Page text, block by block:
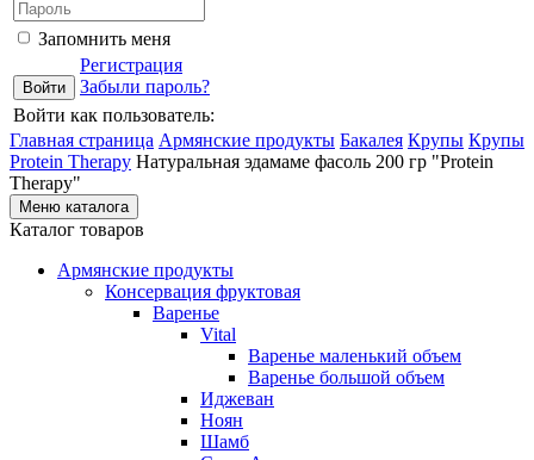
Запомнить меня
Регистрация
Забыли пароль?
Войти как пользователь:
Главная страница Армянские продукты Бакалея Крупы Крупы
Protein Therapy Натуральная эдамаме фасоль 200 гр "Protein
Therapy"
Меню каталога
Каталог товаров
Армянские продукты
Консервация фруктовая
Варенье
Vital
Варенье маленький объем
Варенье большой объем
Иджеван
Ноян
Шамб